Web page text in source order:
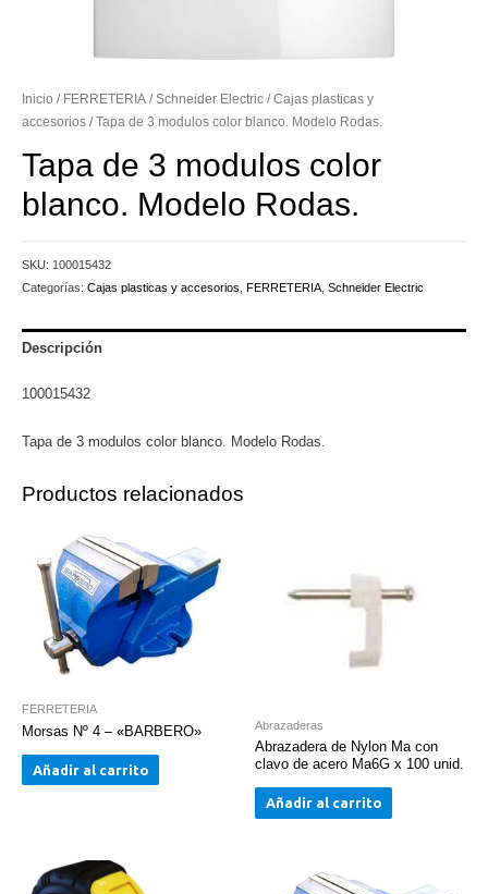
Inicio / FERRETERIA /Schneider Electric /Cajas plasticas y
accesorios / Tapa de 3 modulos color blanco. Modelo Rodas.
Tapa de 3 modulos color
blanco. Modelo Rodas.
SKU: 100015432
Categorías: Cajas plasticas y accesorios, FERRETERIA, Schneider Electric
Descripción
100015432
Tapa de 3 modulos color blanco. Modelo Rodas.
Productos relacionados
FERRETERIA
Morsas Nº 4 – «BARBERO»
Añadir al carrito
Abrazaderas
Abrazadera de Nylon Ma con
clavo de acero Ma6G x 100 unid.
Añadir al carrito